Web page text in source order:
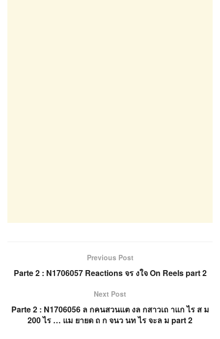
Previous Post
Parte 2 : N1706057 Reactions จร งใจ On Reels part 2
Next Post
Parte 2 : N1706056 ล กคนสวนแต งล กสาวเถ าแก ไร ส ม
200 ไร … แม ยายด ถ ก จนว นท ไร จะล ม part 2